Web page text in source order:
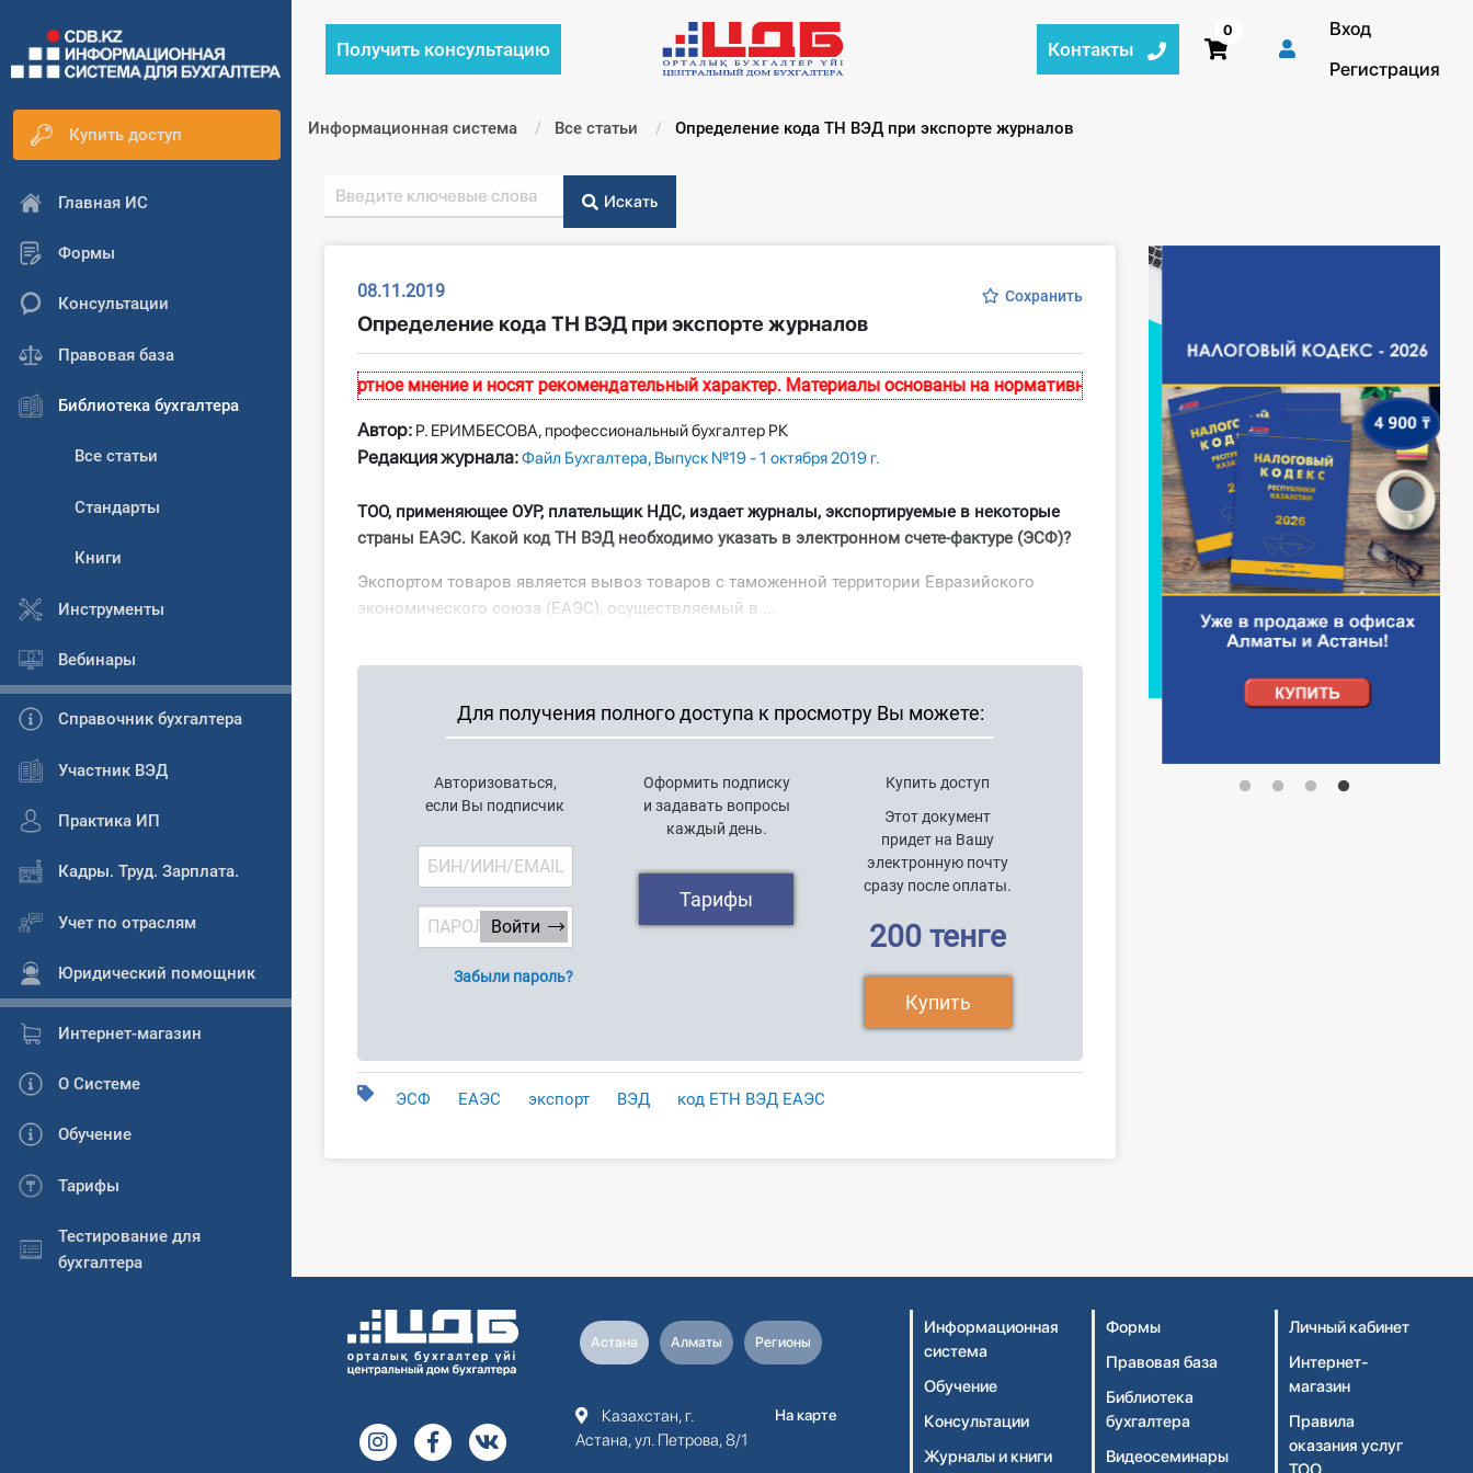
Купить доступ
Главная ИС
Формы
Консультации
Правовая база
Библиотека бухгалтера
Все статьи
Стандарты
Книги
Инструменты
Вебинары
Справочник бухгалтера
Участник ВЭД
Практика ИП
Кадры. Труд. Зарплата.
Учет по отраслям
Юридический помощник
Интернет-магазин
О Системе
Обучение
Тарифы
Тестирование для
бухгалтера
Получить консультацию Контакты
0
Вход
Регистрация
Информационная система Все статьи Текущий:
Определение кода ТН ВЭД при экспорте журналов
Искать
Сохранить
08.11.2019
Определение кода ТН ВЭД при экспорте журналов
на сайте, выражают экспертное мнение и носят рекомендательный характер. Материалы основаны на нормативных актах, действительных на момент публикации.
Автор: Р. ЕРИМБЕСОВА, профессиональный бухгалтер РК
Редакция журнала:Файл Бухгалтера, Выпуск №19 - 1 октября 2019 г.
ТОО, применяющее ОУР, плательщик НДС, издает журналы, экспортируемые в некоторые
страны ЕАЭС. Какой код ТН ВЭД необходимо указать в электронном счете-фактуре (ЭСФ)?
Экспортом товаров является вывоз товаров с таможенной территории Евразийского
экономического союза (ЕАЭС), осуществляемый в ...
Для получения полного доступа к просмотру Вы можете:
Авторизоваться,
если Вы подписчик
Забыли пароль?
Оформить подписку
и задавать вопросы
каждый день.
Тарифы
Купить доступ
Этот документ
придет на Вашу
электронную почту
сразу после оплаты.
200 тенге
Купить
ЭСФ ЕАЭС экспорт ВЭД код ЕТН ВЭД ЕАЭС
Астана Алматы Регионы
Казахстан, г.
Астана, ул. Петрова, 8/1
На карте
Информационная
система
Обучение
Консультации
Журналы и книги
Формы
Правовая база
Библиотека
бухгалтера
Видеосеминары
Личный кабинет
Интернет-
магазин
Правила
оказания услуг